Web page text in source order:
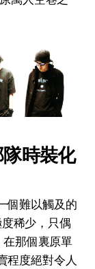
隊時裝化
個難以觸及的
稀少，只偶
在那個裏原單
程度絕對令人